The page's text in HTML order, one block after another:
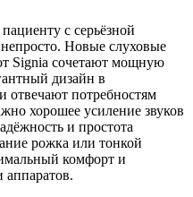
с серьёзной
Новые слуховые
Signia сочетают мощную
дизайн в
потребностям
хорошее усиление звуков
и простота
рожка или тонкой
комфорт и
аппаратов.